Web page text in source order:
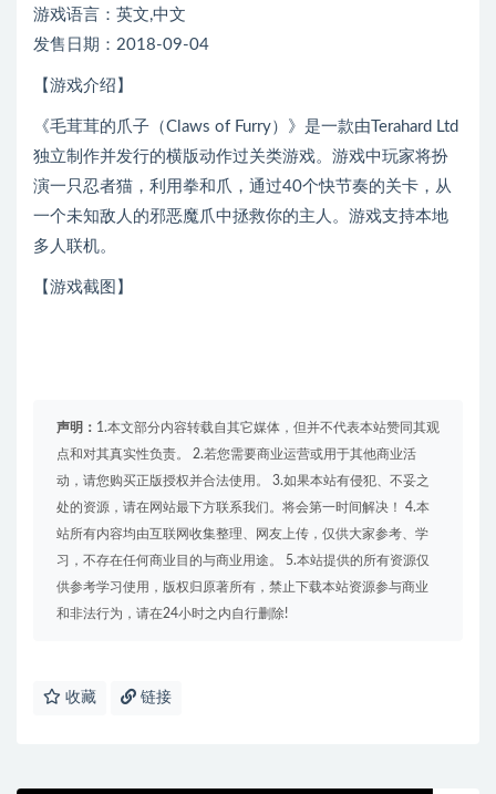
游戏语言：英文,中文
发售日期：2018-09-04
【游戏介绍】
《毛茸茸的爪子（Claws of Furry）》是一款由Terahard Ltd
独立制作并发行的横版动作过关类游戏。游戏中玩家将扮
演一只忍者猫，利用拳和爪，通过40个快节奏的关卡，从
一个未知敌人的邪恶魔爪中拯救你的主人。游戏支持本地
多人联机。
【游戏截图】
声明： 1.本文部分内容转载自其它媒体，但并不代表本站赞同其观
点和对其真实性负责。 2.若您需要商业运营或用于其他商业活
动，请您购买正版授权并合法使用。 3.如果本站有侵犯、不妥之
处的资源，请在网站最下方联系我们。将会第一时间解决！ 4.本
站所有内容均由互联网收集整理、网友上传，仅供大家参考、学
习，不存在任何商业目的与商业用途。 5.本站提供的所有资源仅
供参考学习使用，版权归原著所有，禁止下载本站资源参与商业
和非法行为，请在24小时之内自行删除!
收藏 链接